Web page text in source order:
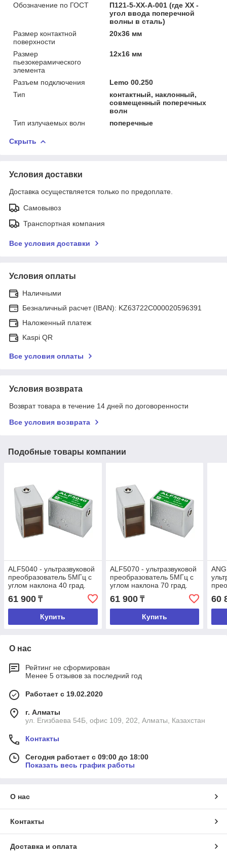
Обозначение по ГОСТ
П121-5-ХХ-А-001 (где XX -
угол ввода поперечной
волны в сталь)
Размер контактной
поверхности
20х36 мм
Размер
пьезокерамического
элемента
12х16 мм
Разъем подключения
Lemo 00.250
Тип
контактный, наклонный,
совмещенный поперечных
волн
Тип излучаемых волн
поперечные
Скрыть
Условия доставки
Доставка осуществляется только по предоплате.
Самовывоз
Транспортная компания
Все условия доставки
Условия оплаты
Наличными
Безналичный расчет (IBAN): KZ63722C000020596391
Наложенный платеж
Kaspi QR
Все условия оплаты
Условия возврата
Возврат товара в течение 14 дней по договоренности
Все условия возврата
Подобные товары компании
ALF5040 - ультразвуковой
преобразователь 5МГц с
углом наклона 40 град.
61 900 ₸
Купить
ALF5070 - ультразвуковой
преобразователь 5МГц с
углом наклона 70 град.
61 900₸
Купить
60
О нас
Рейтинг не сформирован
Менее 5 отзывов за последний год
Работает с 19.02.2020
г. Алматы
ул. Егизбаева 54Б, офис 109, 202, Алматы, Казахстан
Контакты
Сегодня работает с 09:00 до 18:00
Показать весь график работы
О нас
Контакты
Доставка и оплата